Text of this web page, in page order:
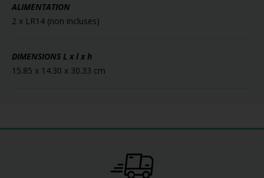
ALIMENTATION
2 x LR14 (non incluses)
DIMENSIONS L x l x h
15.85 x 14.30 x 30.33 cm